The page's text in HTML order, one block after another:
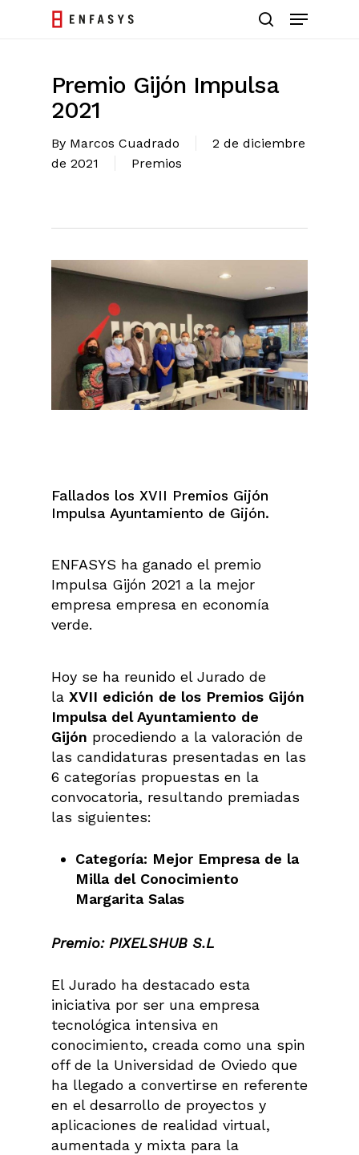
Menu
Premio Gijón Impulsa
2021
By Marcos Cuadrado
2 de diciembre
de 2021
Premios
Fallados los XVII Premios Gijón
Impulsa Ayuntamiento de Gijón.
ENFASYS ha ganado el premio
Impulsa Gijón 2021 a la mejor
empresa empresa en economía
verde.
Hoy se ha reunido el Jurado de
la XVII edición de los Premios Gijón
Impulsa del Ayuntamiento de
Gijón procediendo a la valoración de
las candidaturas presentadas en las
6 categorías propuestas en la
convocatoria, resultando premiadas
las siguientes:
Categoría: Mejor Empresa de la
Milla del Conocimiento
Margarita Salas
Premio: PIXELSHUB S.L
El Jurado ha destacado esta
iniciativa por ser una empresa
tecnológica intensiva en
conocimiento, creada como una spin
off de la Universidad de Oviedo que
ha llegado a convertirse en referente
en el desarrollo de proyectos y
aplicaciones de realidad virtual,
aumentada y mixta para la